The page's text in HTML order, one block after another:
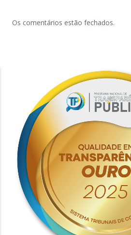
Os comentários estão fechados.